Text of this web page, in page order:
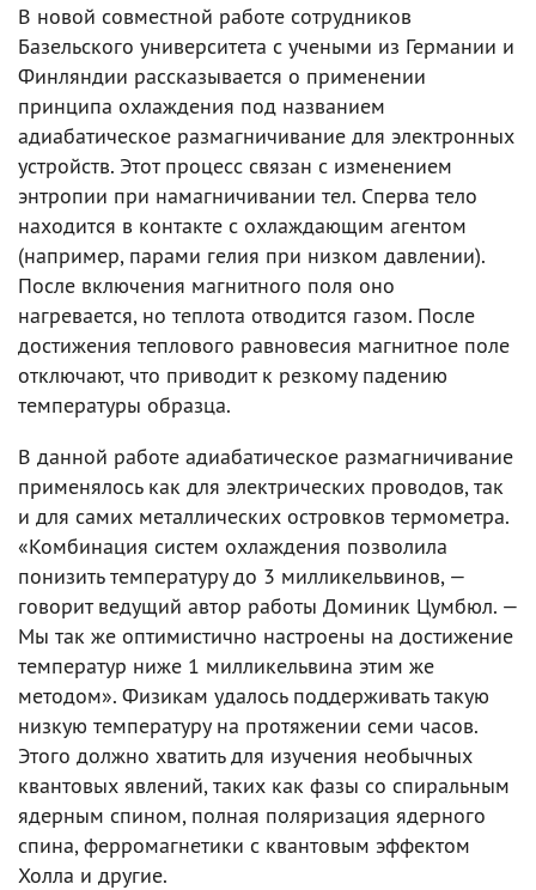
В новой совместной работе сотрудников
Базельского университета с учеными из Германии и
Финляндии рассказывается о применении
принципа охлаждения под названием
адиабатическое размагничивание для электронных
устройств. Этот процесс связан с изменением
энтропии при намагничивании тел. Сперва тело
находится в контакте с охлаждающим агентом
(например, парами гелия при низком давлении).
После включения магнитного поля оно
нагревается, но теплота отводится газом. После
достижения теплового равновесия магнитное поле
отключают, что приводит к резкому падению
температуры образца.
В данной работе адиабатическое размагничивание
применялось как для электрических проводов, так
и для самих металлических островков термометра.
«Комбинация систем охлаждения позволила
понизить температуру до 3 милликельвинов, —
говорит ведущий автор работы Доминик Цумбюл. —
Мы так же оптимистично настроены на достижение
температур ниже 1 милликельвина этим же
методом». Физикам удалось поддерживать такую
низкую температуру на протяжении семи часов.
Этого должно хватить для изучения необычных
квантовых явлений, таких как фазы со спиральным
ядерным спином, полная поляризация ядерного
спина, ферромагнетики с квантовым эффектом
Холла и другие.